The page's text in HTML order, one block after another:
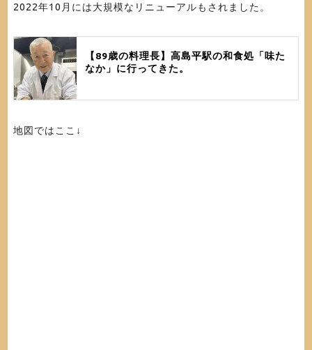
2022年10月には大規模なリニューアルもされました。
【89歳の料理長】高島平駅の和食処「味た
なか」に行ってきた。
地図ではここ↓